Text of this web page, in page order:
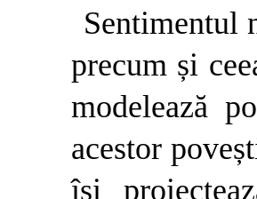
Sentimentul
precum și
modelează
acestor
își